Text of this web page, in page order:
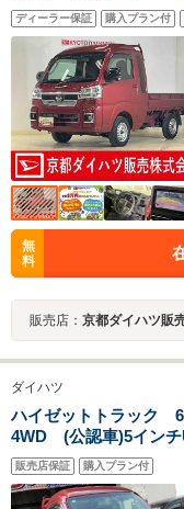
ディーラー保証 購入プラン付
無
料
販売店： 京都ダイハツ販
ダイハツ
ハイゼットトラック
4WD (公認車)5インチ
販売店保証 購入プラン付